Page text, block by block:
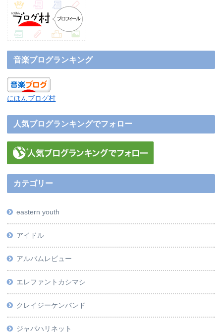
音楽ブログランキング
にほんブログ村
人気ブログランキングでフォロー
カテゴリー
eastern youth
アイドル
アルバムレビュー
エレファントカシマシ
クレイジーケンバンド
ジャパハリネット